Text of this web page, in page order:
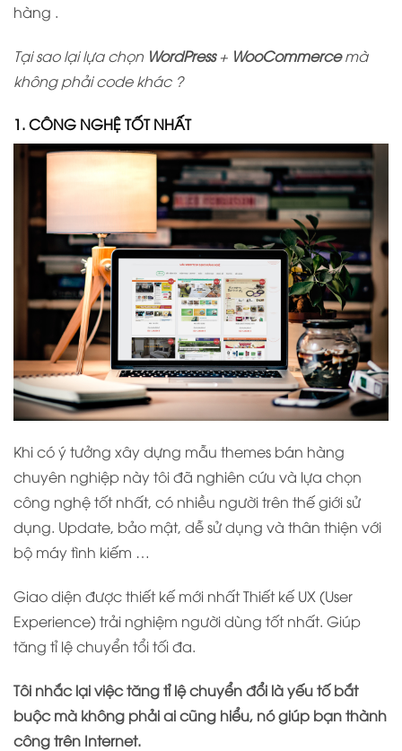
hàng .
Tại sao lại lựa chọn WordPress+ WooCommercemà
không phải code khác ?
1. CÔNG NGHỆ TỐT NHẤT
Khi có ý tưởng xây dựng mẫu themes bán hàng
chuyên nghiệp này tôi đã nghiên cứu và lựa chọn
công nghệ tốt nhất, có nhiều người trên thế giới sử
dụng. Update, bảo mật, dễ sử dụng và thân thiện với
bộ máy tình kiếm …
Giao diện được thiết kế mới nhất Thiết kế UX (User
Experience) trải nghiệm người dùng tốt nhất. Giúp
tăng tỉ lệ chuyển tổi tối đa.
Tôi nhắc lại việc tăng tỉ lệ chuyển đổi là yếu tố bắt
buộc mà không phải ai cũng hiểu, nó giúp bạn thành
công trên Internet.